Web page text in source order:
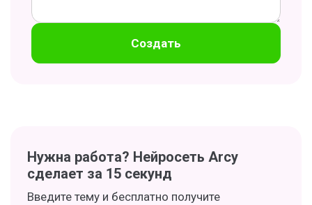
Создать
Нужна работа? Нейросеть Arcy
сделает за 15 секунд
Введите тему и бесплатно получите